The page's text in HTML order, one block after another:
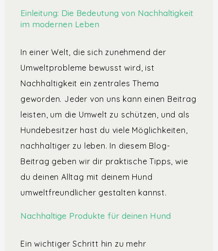
Einleitung: Die Bedeutung von Nachhaltigkeit
im modernen Leben
In einer Welt, die sich zunehmend der
Umweltprobleme bewusst wird, ist
Nachhaltigkeit ein zentrales Thema
geworden. Jeder von uns kann einen Beitrag
leisten, um die Umwelt zu schützen, und als
Hundebesitzer hast du viele Möglichkeiten,
nachhaltiger zu leben. In diesem Blog-
Beitrag geben wir dir praktische Tipps, wie
du deinen Alltag mit deinem Hund
umweltfreundlicher gestalten kannst.
Nachhaltige Produkte für deinen Hund
Ein wichtiger Schritt hin zu mehr